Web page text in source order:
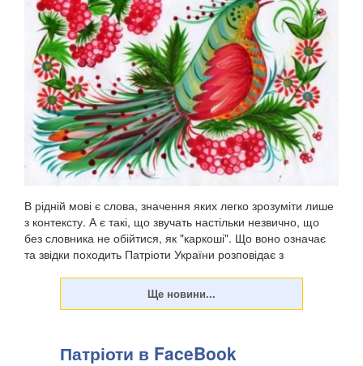
В рідній мові є слова, значення яких легко зрозуміти лише
з контексту. А є такі, що звучать настільки незвично, що
без словника не обійтися, як "каркоші". Що воно означає
та звідки походить Патріоти України розповідає з
Патріоти в FaceBook